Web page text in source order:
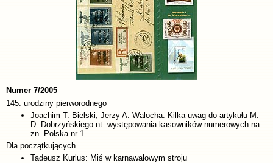
Numer 7/2005
145. urodziny pierworodnego
Joachim T. Bielski, Jerzy A. Walocha: Kilka uwag do artykułu M.
D. Dobrzyńskiego nt. występowania kasowników numerowych na
zn. Polska nr 1
Dla początkujących
Tadeusz Kurlus: Miś w karnawałowym stroju